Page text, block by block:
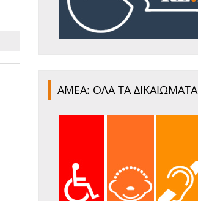
ΑΜΕΑ: ΟΛΑ ΤΑ ΔΙΚΑΙΩΜΑΤΑ